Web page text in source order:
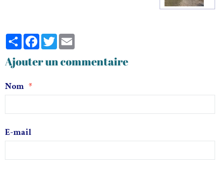
PartagerFacebook
Twitter
Ajouter un commentaire
Nom
E-mail